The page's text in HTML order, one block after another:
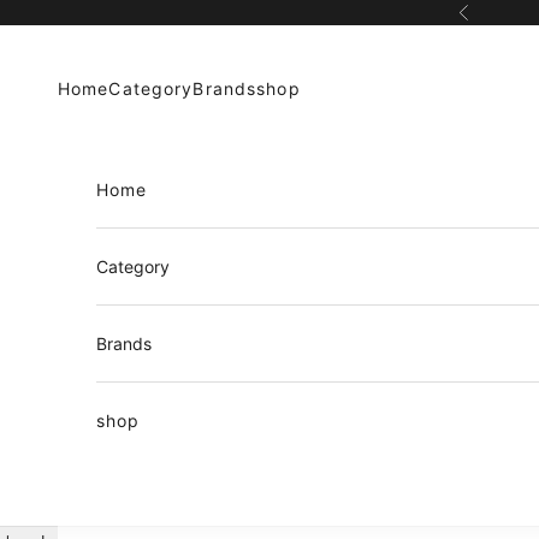
前へ
HomeCategoryBrandsshop
Home
Category
Brands
shop